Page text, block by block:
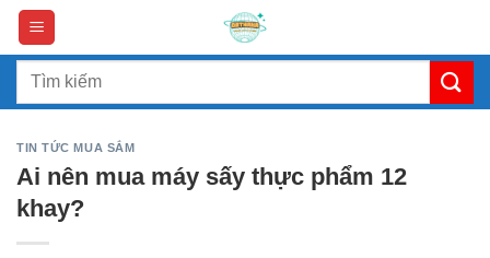
Skip
content
Search
TIN TỨC MUA SẮM
Ai nên mua máy sấy thực phẩm 12
khay?